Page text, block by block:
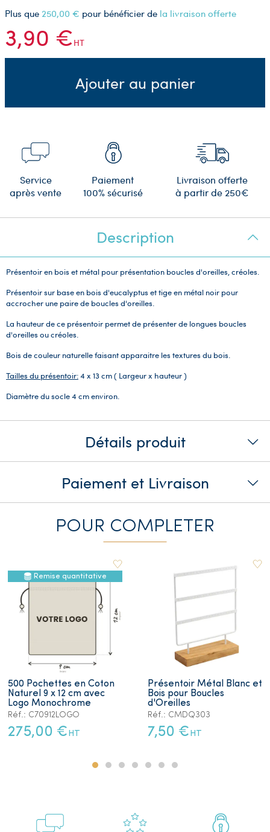
Plus que 250,00 € pour bénéficier de la livraison offerte
3,90 €HT
Ajouter au panier
Service
après vente
Paiement
100% sécurisé
Livraison offerte
à partir de 250€
Description
Présentoir en bois et métal pour présentation boucles d'oreilles, créoles.
Présentoir sur base en bois d'eucalyptus et tige en métal noir pour
accrocher une paire de boucles d'oreilles.
La hauteur de ce présentoir permet de présenter de longues boucles
d'oreilles ou créoles.
Bois de couleur naturelle faisant apparaitre les textures du bois.
Tailles du présentoir:4 x 13 cm ( Largeur x hauteur )
Diamètre du socle 4 cm environ.
Détails produit
Paiement et Livraison
POUR COMPLETER
Remise quantitative
500 Pochettes en Coton
Naturel 9 x 12 cm avec
Logo Monochrome
Réf.: C70912LOGO
275,00 € HT
Présentoir Métal Blanc et
Bois pour Boucles
d'Oreilles
Réf.: CMDQ303
7,50 € HT